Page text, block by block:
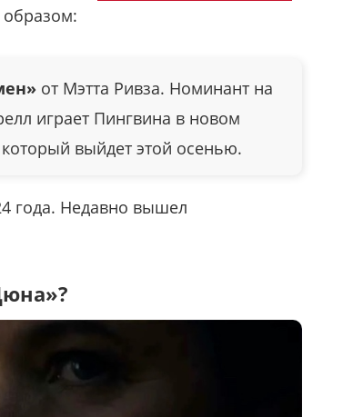
от Мэтта Ривза. Номинант на
играет Пингвина в новом
выйдет этой осенью.
года. Недавно вышел